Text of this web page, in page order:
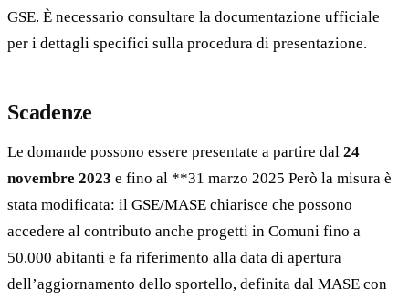
GSE. È necessario consultare la documentazione ufficiale
per i dettagli specifici sulla procedura di presentazione.
Scadenze
Le domande possono essere presentate a partire dal 24
novembre 2023 e fino al **31 marzo 2025 Però la misura è
stata modificata: il GSE/MASE chiarisce che possono
accedere al contributo anche progetti in Comuni fino a
50.000 abitanti e fa riferimento alla data di apertura
dell’aggiornamento dello sportello, definita dal MASE con